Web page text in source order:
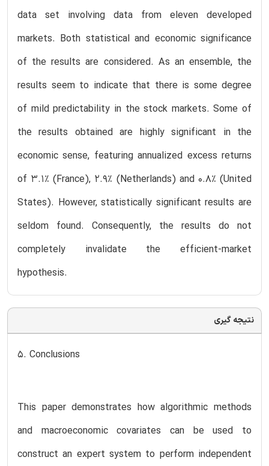
data set involving data from eleven developed
markets. Both statistical and economic significance
of the results are considered. As an ensemble, the
results seem to indicate that there is some degree
of mild predictability in the stock markets. Some of
the results obtained are highly significant in the
economic sense, featuring annualized excess returns
of 3.1% (France), 2.9% (Netherlands) and 0.8% (United
States). However, statistically significant results are
seldom found. Consequently, the results do not
completely invalidate the efficient-market
hypothesis.
نتیجه گیری
5. Conclusions
This paper demonstrates how algorithmic methods
and macroeconomic covariates can be used to
construct an expert system to perform independent